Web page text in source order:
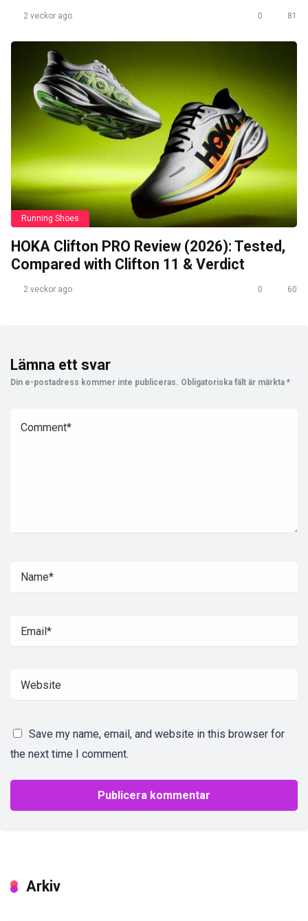
2 veckor ago 0 81
Running Shoes
HOKA Clifton PRO Review (2026): Tested,
Compared with Clifton 11 & Verdict
2 veckor ago 0 60
Lämna ett svar
Din e-postadress kommer inte publiceras. Obligatoriska fält är märkta *
Save my name, email, and website in this browser for
the next time I comment.
Arkiv